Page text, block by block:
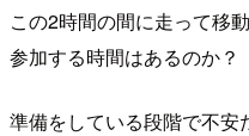
この2時間の間に走って移
参加する時間はあるのか？
準備をしている段階で不安